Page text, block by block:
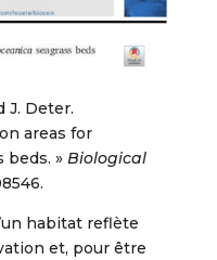
J. Deter.
areas for
beds. » Biological
habitat reflète
et, pour être